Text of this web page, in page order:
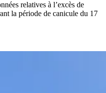
relatives à l’excès de
la période de canicule du 17